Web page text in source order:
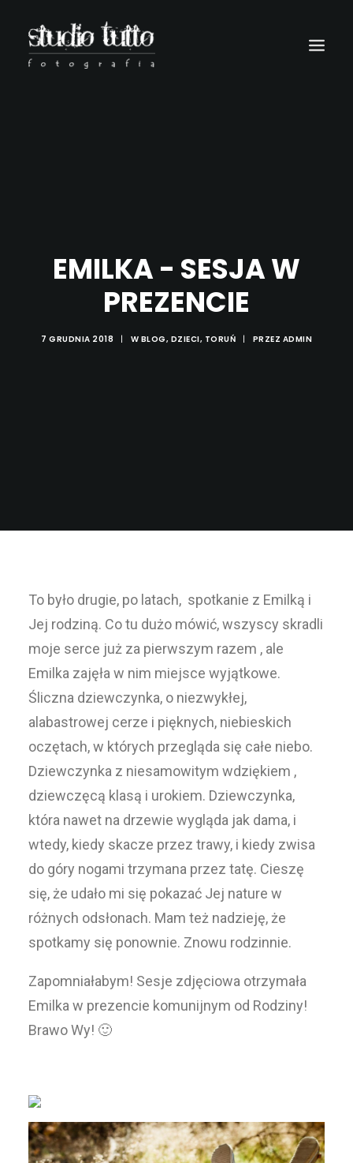
Wyszukiwanie
EMILKA - SESJA W
PREZENCIE
7 GRUDNIA 2018 | W BLOG, DZIECI, TORUŃ | PRZEZ ADMIN
To było drugie, po latach, spotkanie z Emilką i
Jej rodziną. Co tu dużo mówić, wszyscy skradli
moje serce już za pierwszym razem , ale
Emilka zajęła w nim miejsce wyjątkowe.
Śliczna dziewczynka, o niezwykłej,
alabastrowej cerze i pięknych, niebieskich
oczętach, w których przegląda się całe niebo.
Dziewczynka z niesamowitym wdziękiem ,
dziewczęcą klasą i urokiem. Dziewczynka,
która nawet na drzewie wygląda jak dama, i
wtedy, kiedy skacze przez trawy, i kiedy zwisa
do góry nogami trzymana przez tatę. Cieszę
się, że udało mi się pokazać Jej nature w
różnych odsłonach. Mam też nadzieję, że
spotkamy się ponownie. Znowu rodzinnie.
Zapomniałabym! Sesje zdjęciowa otrzymała
Emilka w prezencie komunijnym od Rodziny!
Brawo Wy! 🙂